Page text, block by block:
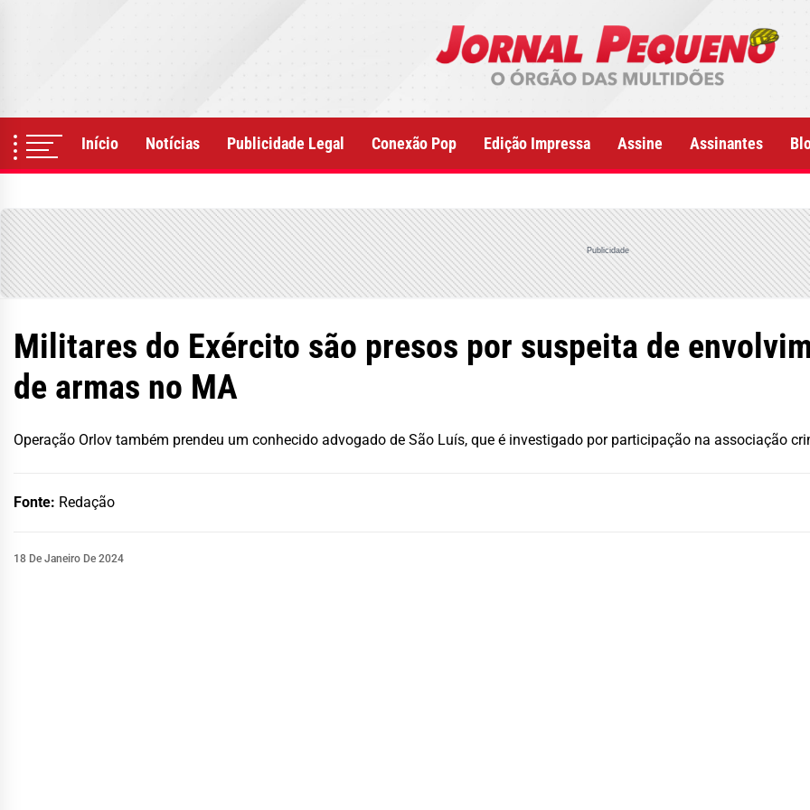
Início Notícias Publicidade Legal Conexão Pop Edição Impressa Assine Assinantes
Publicidade
Militares do Exército são presos por suspeita de
de armas no MA
Operação Orlov também prendeu um conhecido advogado de São Luís, que é investigado por participação na associação
Fonte: Redação
18 De Janeiro De 2024